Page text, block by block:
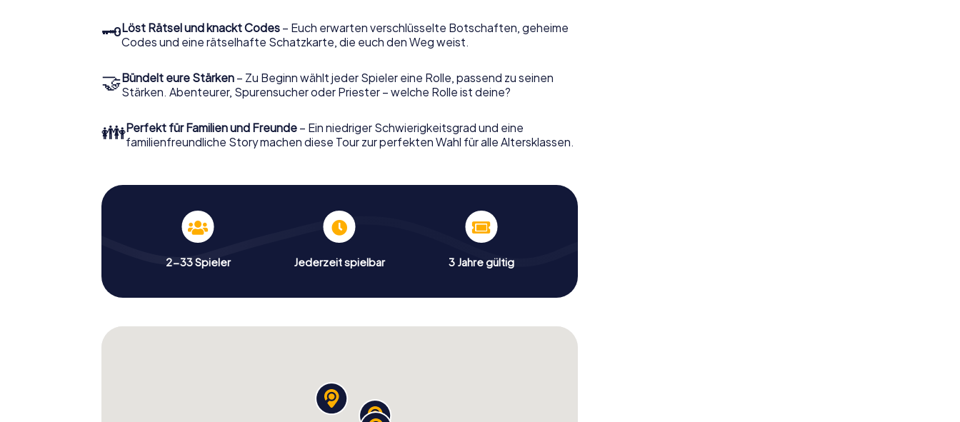
🗝Löst Rätsel und knackt Codes – Euch erwarten verschlüsselte Botschaften, geheime
Codes und eine rätselhafte Schatzkarte, die euch den Weg weist.
🤝Bündelt eure Stärken – Zu Beginn wählt jeder Spieler eine Rolle, passend zu seinen
Stärken. Abenteurer, Spurensucher oder Priester – welche Rolle ist deine?
👪Perfekt für Familien und Freunde – Ein niedriger Schwierigkeitsgrad und eine
familienfreundliche Story machen diese Tour zur perfekten Wahl für alle Altersklassen.
2-33 Spieler Jederzeit spielbar 3 Jahre gültig